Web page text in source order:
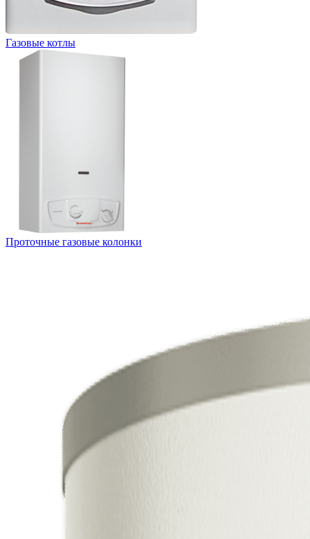
Газовые котлы
Проточные газовые колонки